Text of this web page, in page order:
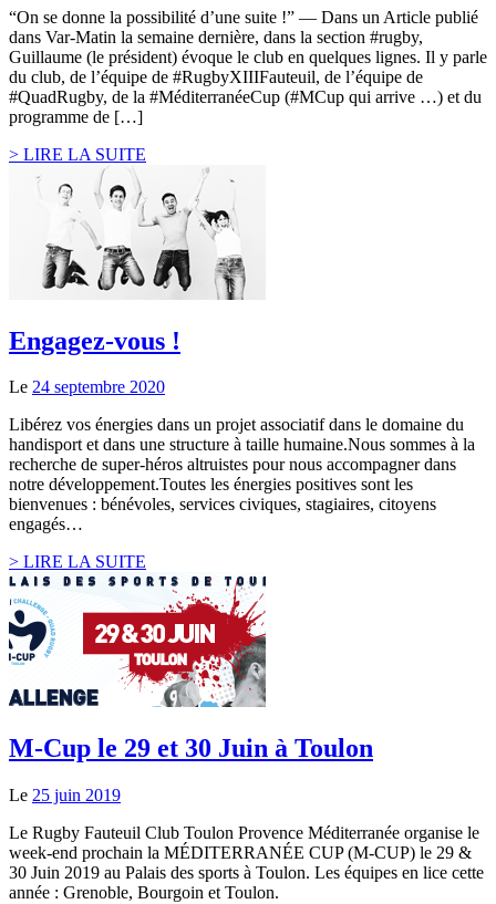
“On se donne la possibilité d’une suite !” — Dans un Article publié
dans Var-Matin la semaine dernière, dans la section #rugby,
Guillaume (le président) évoque le club en quelques lignes. Il y parle
du club, de l’équipe de #RugbyXIIIFauteuil, de l’équipe de
#QuadRugby, de la #MéditerranéeCup (#MCup qui arrive …) et du
programme de […]
> LIRE LA SUITE
Engagez-vous !
Le 24 septembre 2020
Libérez vos énergies dans un projet associatif dans le domaine du
handisport et dans une structure à taille humaine.Nous sommes à la
recherche de super-héros altruistes pour nous accompagner dans
notre développement.Toutes les énergies positives sont les
bienvenues : bénévoles, services civiques, stagiaires, citoyens
engagés…
> LIRE LA SUITE
M-Cup le 29 et 30 Juin à Toulon
Le 25 juin 2019
Le Rugby Fauteuil Club Toulon Provence Méditerranée organise le
week-end prochain la MÉDITERRANÉE CUP (M-CUP) le 29 &
30 Juin 2019 au Palais des sports à Toulon. Les équipes en lice cette
année : Grenoble, Bourgoin et Toulon.